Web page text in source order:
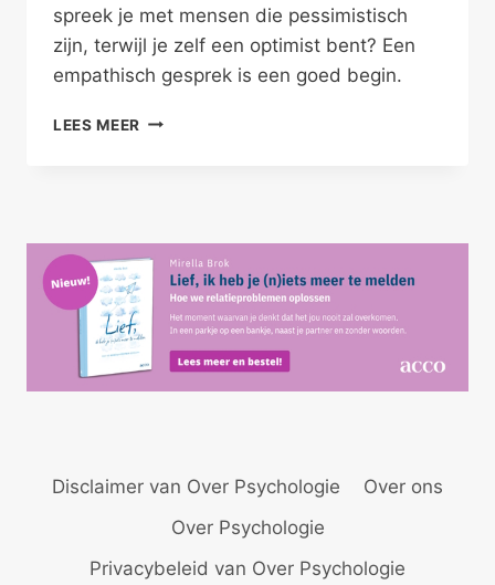
spreek je met mensen die pessimistisch
zijn, terwijl je zelf een optimist bent? Een
empathisch gesprek is een goed begin.
LEES MEER ALS
Disclaimer van Over Psychologie
Over ons
Over Psychologie
Privacybeleid van Over Psychologie